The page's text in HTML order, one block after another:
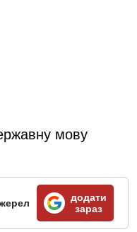
мову
додати
зараз